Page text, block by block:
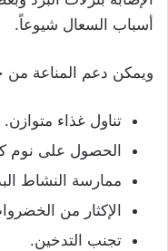
أسباب السعال شيوعاً.
ويمكن دعم المناعة من
تناول غذاء متوازن.
الحصول على نوم
ممارسة النشاط
الإكثار من
تجنب التدخين.